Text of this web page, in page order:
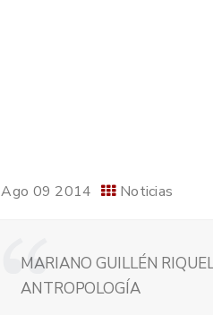
Ago 09 2014 Noticias
MARIANO GUILLÉN
ANTROPOLOGÍA